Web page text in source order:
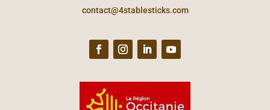
contact@4stablesticks.com